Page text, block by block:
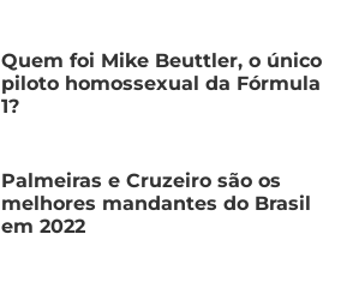
Quem foi Mike Beuttler, o único
piloto homossexual da Fórmula
1?
Palmeiras e Cruzeiro são os
melhores mandantes do Brasil
em 2022